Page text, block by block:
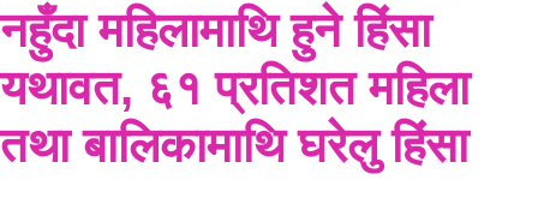
नहुँदा महिलामाथि हुने हिंसा
यथावत, ६१ प्रतिशत महिला
तथा बालिकामाथि घरेलु हिंसा